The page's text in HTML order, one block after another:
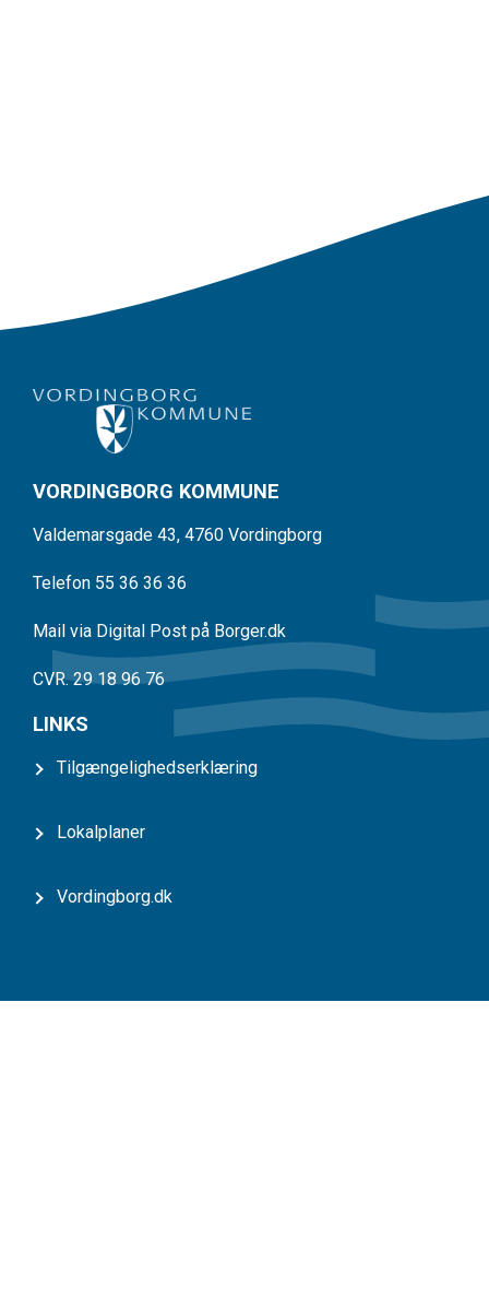
VORDINGBORG KOMMUNE
Valdemarsgade 43, 4760 Vordingborg
Telefon 55 36 36 36
Mail via Digital Post på Borger.dk
CVR. 29 18 96 76
LINKS
Tilgængelighedserklæring
Lokalplaner
Vordingborg.dk